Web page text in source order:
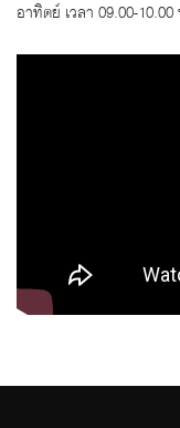
อาทิตย์ เวลา 09.00-